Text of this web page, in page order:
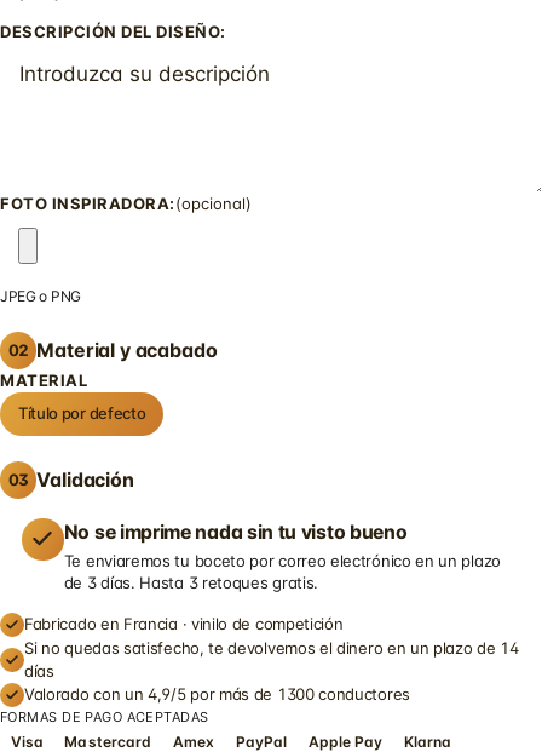
DESCRIPCIÓN DEL DISEÑO:
FOTO INSPIRADORA:(opcional)
JPEG o PNG
02 Material y acabado
MATERIAL
Título por defecto
03 Validación
No se imprime nada sin tu visto bueno
Te enviaremos tu boceto por correo electrónico en un plazo
de 3 días. Hasta 3 retoques gratis.
Fabricado en Francia · vinilo de competición
Si no quedas satisfecho, te devolvemos el dinero en un plazo de 14
días
Valorado con un 4,9/5 por más de 1300 conductores
FORMAS DE PAGO ACEPTADAS
Visa Mastercard Amex PayPal Apple Pay Klarna